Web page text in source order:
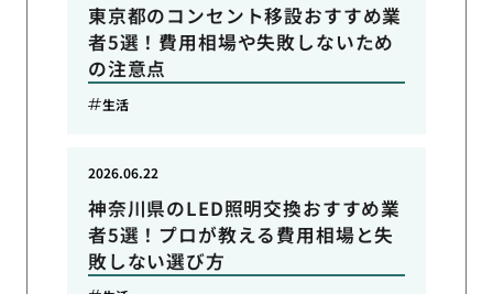
東京都のコンセント移設おすすめ業
者5選！費用相場や失敗しないため
の注意点
生活
神奈川県のLED照明交換おすすめ業
者5選！プロが教える費用相場と失
敗しない選び方
2026.06.22